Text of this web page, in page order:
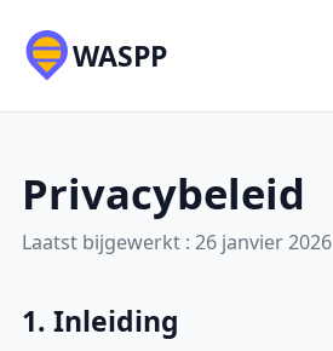
WASPP
Privacybeleid
Laatst bijgewerkt : 26 janvier 2026
1. Inleiding